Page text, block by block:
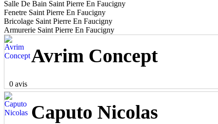
Salle De Bain Saint Pierre En Faucigny
Fenetre Saint Pierre En Faucigny
Bricolage Saint Pierre En Faucigny
Armurerie Saint Pierre En Faucigny
Avrim Concept
0 avis
Caputo Nicolas